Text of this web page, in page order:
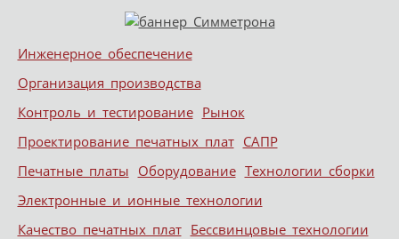
Меню
Skip to content
Инженерное обеспечение
Организация производства
Контроль и тестирование Рынок
Проектирование печатных плат САПР
Печатные платы Оборудование Технологии сборки
Электронные и ионные технологии
Качество печатных плат Бессвинцовые технологии